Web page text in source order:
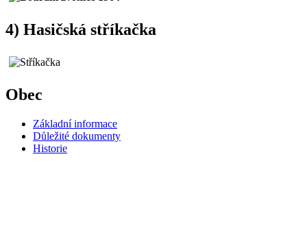
4) Hasičská stříkačka
Obec
Základní informace
Důležité dokumenty
Historie